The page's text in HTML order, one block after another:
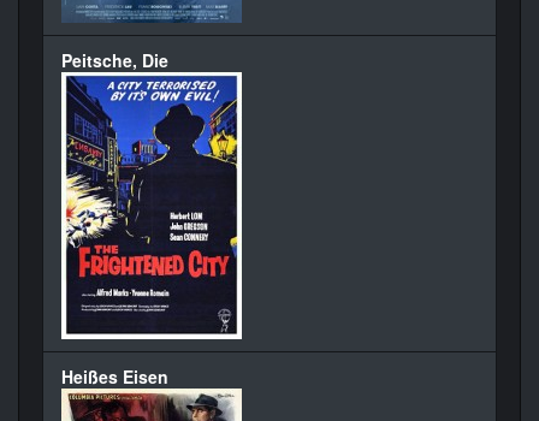
Peitsche, Die
Heißes Eisen